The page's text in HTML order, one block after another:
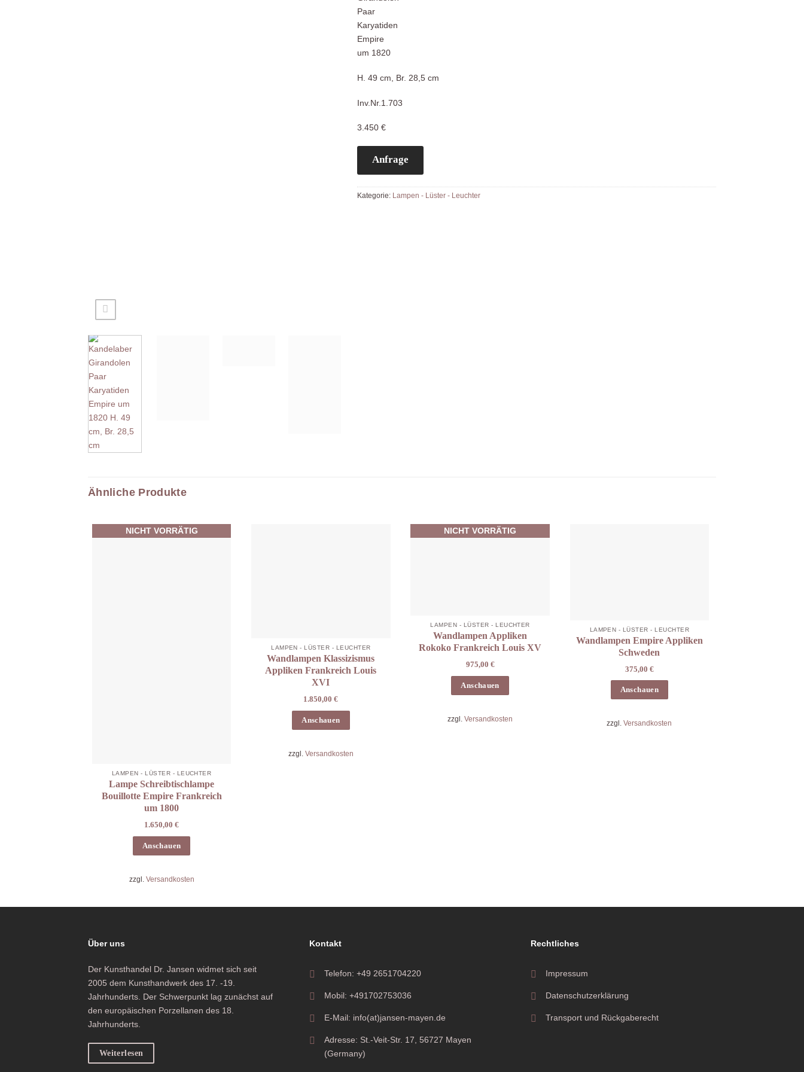
Paar
Karyatiden
Empire
um 1820
H. 49 cm, Br. 28,5 cm
Inv.Nr.1.703
3.450 €
Anfrage
Kategorie: Lampen - Lüster - Leuchter
Ähnliche Produkte
NICHT VORRÄTIG
LAMPEN - LÜSTER - LEUCHTER
Lampe Schreibtischlampe
Bouillotte Empire Frankreich
um 1800
1.650,00€
Anschauen
zzgl. Versandkosten
LAMPEN - LÜSTER - LEUCHTER
Wandlampen Klassizismus
Appliken Frankreich Louis
XVI
1.850,00€
Anschauen
zzgl. Versandkosten
NICHT VORRÄTIG
LAMPEN - LÜSTER - LEUCHTER
Wandlampen Appliken
Rokoko Frankreich Louis XV
975,00 €
Anschauen
zzgl.Versandkosten
LAMPEN - LÜSTER - LEUCHTER
Wandlampen Empire Appliken
Schweden
375,00 €
Anschauen
zzgl.Versandkosten
Über uns
Der Kunsthandel Dr. Jansen widmet sich seit
2005 dem Kunsthandwerk des 17. -19.
Jahrhunderts. Der Schwerpunkt lag zunächst auf
den europäischen Porzellanen des 18.
Jahrhunderts.
Weiterlesen
Kontakt
Telefon: +49 2651704220
Mobil: +491702753036
E-Mail: info(at)jansen-mayen.de
Adresse: St.-Veit-Str. 17, 56727 Mayen
(Germany)
Rechtliches
Impressum
Datenschutzerklärung
Transport und Rückgaberecht